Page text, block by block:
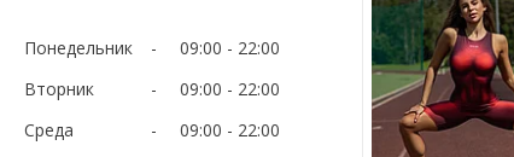
Понедельник 09:00
22:00
Вторник
09:00
22:00
Среда
09:00
22:00